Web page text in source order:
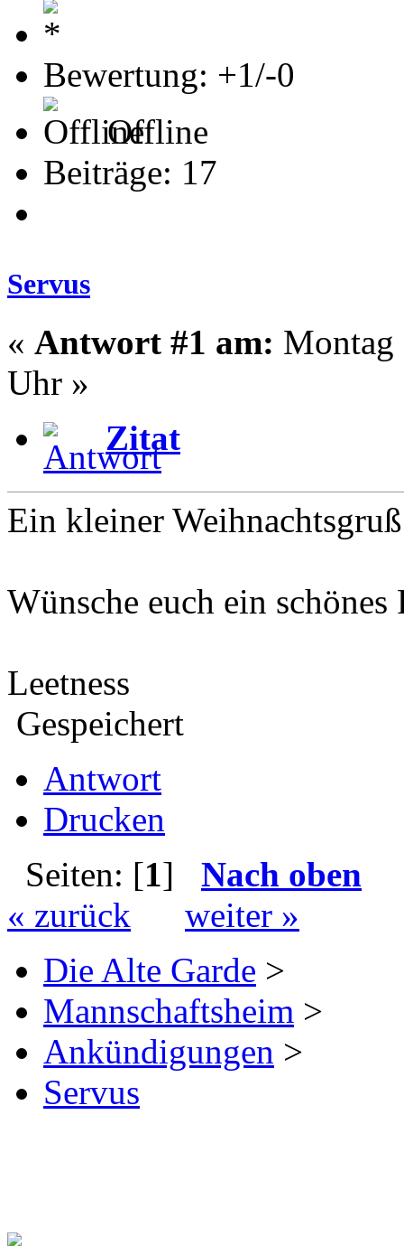
Bewertung: +1/-0
Offline
Beiträge: 17
Servus
« Antwort #1 am: Montag
Uhr »
Zitat
Ein kleiner
Wünsche euch ein schönes
Leetness
Gespeichert
Antwort
Drucken
Seiten: [1] Nach oben
« zurück
weiter »
Die Alte Garde >
Mannschaftsheim >
Ankündigungen >
Servus